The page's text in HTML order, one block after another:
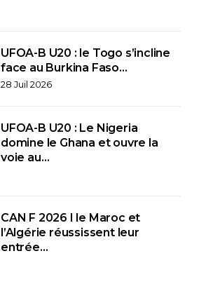
UFOA-B U20 : le Togo s’incline
face au Burkina Faso…
28 Juil 2026
UFOA-B U20 : Le Nigeria
domine le Ghana et ouvre la
voie au…
CAN F 2026 I le Maroc et
l’Algérie réussissent leur
entrée…